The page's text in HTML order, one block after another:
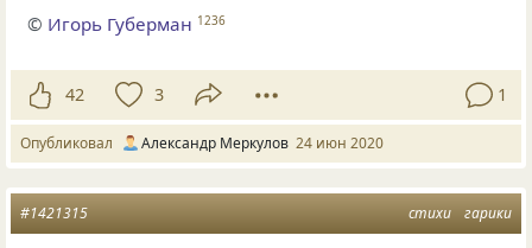
© Игорь Губерман 1236
42 3 1
Опубликовал Александр Меркулов 24 июн 2020
стихи гарики
#1421315